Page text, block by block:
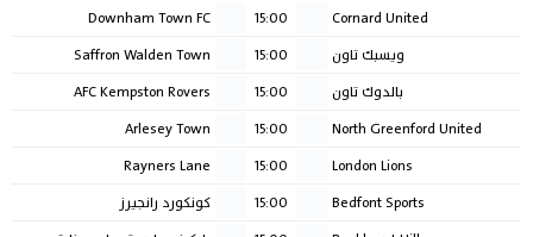
Cornard United
15:00
Downham Town FC
ويسبك تاون
15:00
Saffron Walden Town
بالدوك تاون
15:00
AFC Kempston Rovers
North Greenford United
15:00
Arlesey Town
London Lions
15:00
Rayners Lane
Bedfont Sports
15:00
كونكورد رانجيرز